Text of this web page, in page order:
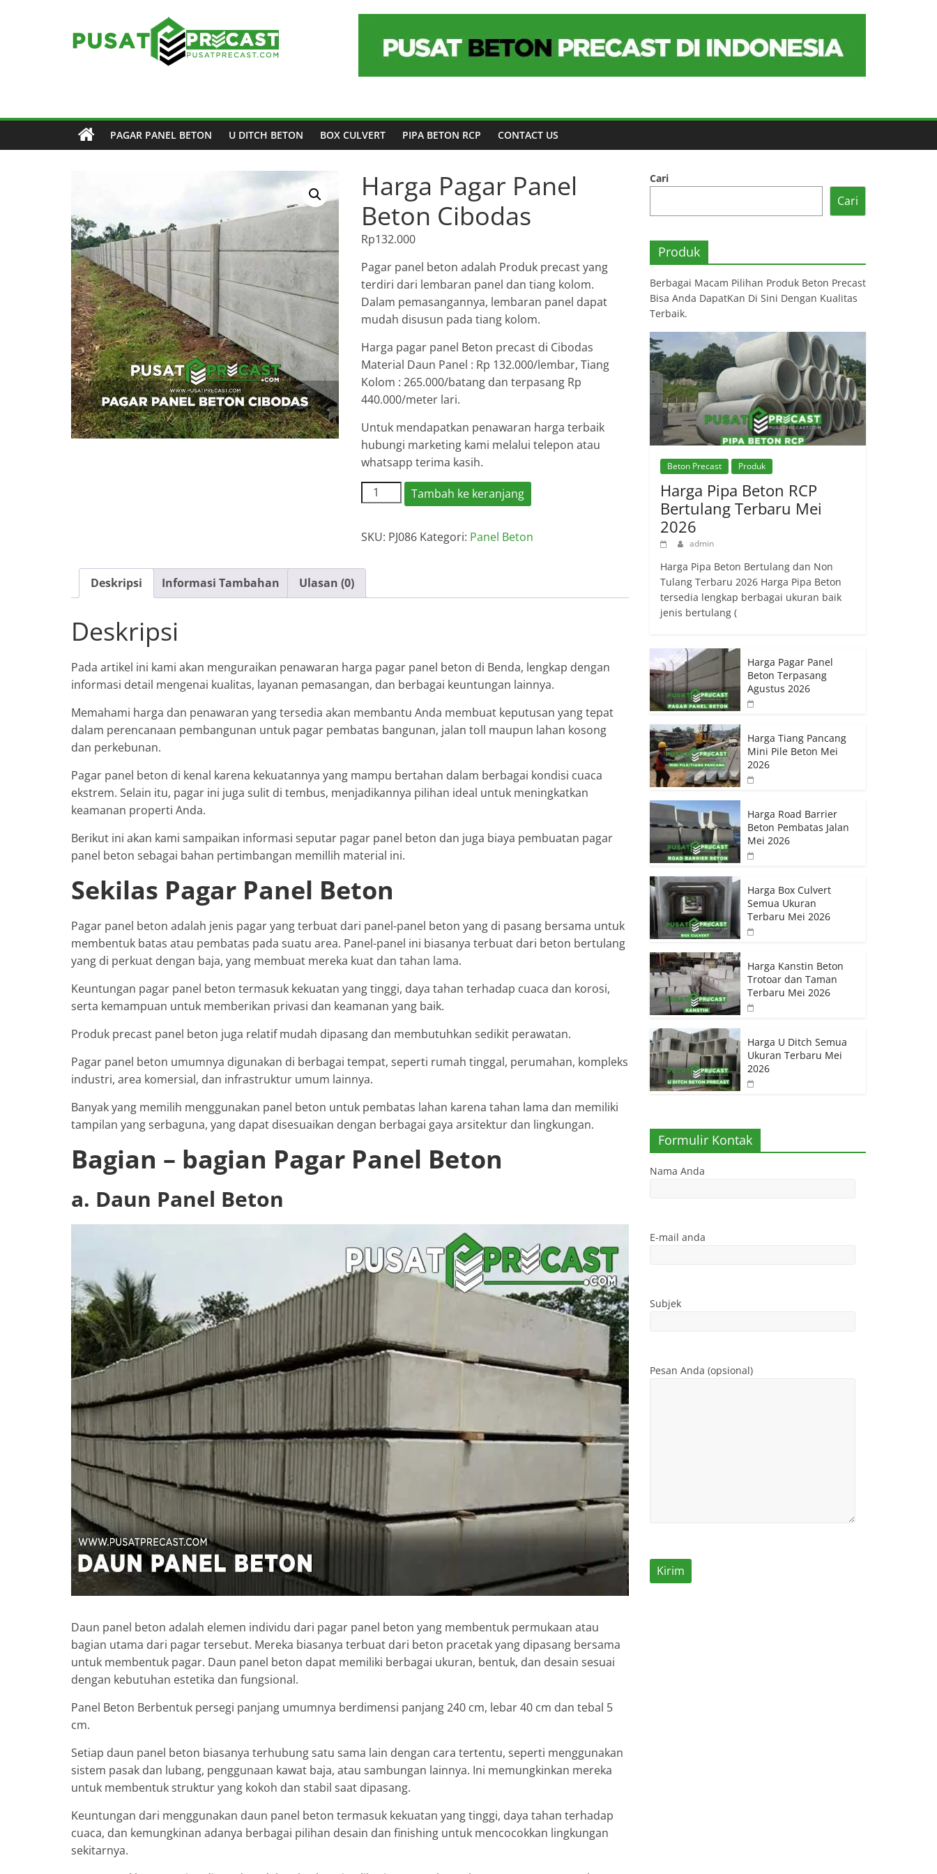
Pusat
Pusat
Beton
PAGAR PANEL BETON U DITCH BETON BOX CULVERT PIPA BETON RCP CONTACT US
Harga Pagar Panel
Beton Cibodas
Rp132.000
Pagar panel beton adalah Produk precast yang
terdiri dari lembaran panel dan tiang kolom.
Dalam pemasangannya, lembaran panel dapat
mudah disusun pada tiang kolom.
Harga pagar panel Beton precast di Cibodas
Material Daun Panel : Rp 132.000/lembar, Tiang
Kolom : 265.000/batang dan terpasang Rp
440.000/meter lari.
Untuk mendapatkan penawaran harga terbaik
hubungi marketing kami melalui telepon atau
whatsapp terima kasih.
Kuantitas
Harga
Panel
Tambah ke keranjang
SKU: PJ086 Kategori: Panel Beton
Deskripsi Informasi Tambahan Ulasan (0)
Deskripsi
Pada artikel ini kami akan menguraikan penawaran harga pagar panel beton di Benda, lengkap dengan
informasi detail mengenai kualitas, layanan pemasangan, dan berbagai keuntungan lainnya.
Memahami harga dan penawaran yang tersedia akan membantu Anda membuat keputusan yang tepat
dalam perencanaan pembangunan untuk pagar pembatas bangunan, jalan toll maupun lahan kosong
dan perkebunan.
Pagar panel beton di kenal karena kekuatannya yang mampu bertahan dalam berbagai kondisi cuaca
ekstrem. Selain itu, pagar ini juga sulit di tembus, menjadikannya pilihan ideal untuk meningkatkan
keamanan properti Anda.
Berikut ini akan kami sampaikan informasi seputar pagar panel beton dan juga biaya pembuatan pagar
panel beton sebagai bahan pertimbangan memillih material ini.
Sekilas Pagar Panel Beton
Pagar panel beton adalah jenis pagar yang terbuat dari panel-panel beton yang di pasang bersama untuk
membentuk batas atau pembatas pada suatu area. Panel-panel ini biasanya terbuat dari beton bertulang
yang di perkuat dengan baja, yang membuat mereka kuat dan tahan lama.
Keuntungan pagar panel beton termasuk kekuatan yang tinggi, daya tahan terhadap cuaca dan korosi,
serta kemampuan untuk memberikan privasi dan keamanan yang baik.
Produk precast panel beton juga relatif mudah dipasang dan membutuhkan sedikit perawatan.
Pagar panel beton umumnya digunakan di berbagai tempat, seperti rumah tinggal, perumahan, kompleks
industri, area komersial, dan infrastruktur umum lainnya.
Banyak yang memilih menggunakan panel beton untuk pembatas lahan karena tahan lama dan memiliki
tampilan yang serbaguna, yang dapat disesuaikan dengan berbagai gaya arsitektur dan lingkungan.
Bagian – bagian Pagar Panel Beton
a. Daun Panel Beton
Daun panel beton adalah elemen individu dari pagar panel beton yang membentuk permukaan atau
bagian utama dari pagar tersebut. Mereka biasanya terbuat dari beton pracetak yang dipasang bersama
untuk membentuk pagar. Daun panel beton dapat memiliki berbagai ukuran, bentuk, dan desain sesuai
dengan kebutuhan estetika dan fungsional.
Panel Beton Berbentuk persegi panjang umumnya berdimensi panjang 240 cm, lebar 40 cm dan tebal 5
cm.
Setiap daun panel beton biasanya terhubung satu sama lain dengan cara tertentu, seperti menggunakan
sistem pasak dan lubang, penggunaan kawat baja, atau sambungan lainnya. Ini memungkinkan mereka
untuk membentuk struktur yang kokoh dan stabil saat dipasang.
Keuntungan dari menggunakan daun panel beton termasuk kekuatan yang tinggi, daya tahan terhadap
cuaca, dan kemungkinan adanya berbagai pilihan desain dan finishing untuk mencocokkan lingkungan
sekitarnya.
Cari
Cari
Produk
Berbagai Macam Pilihan Produk Beton Precast
Bisa Anda DapatKan Di Sini Dengan Kualitas
Terbaik.
Beton Precast Produk
Harga Pipa Beton RCP
Bertulang Terbaru Mei
2026
admin
Harga Pipa Beton Bertulang dan Non
Tulang Terbaru 2026 Harga Pipa Beton
tersedia lengkap berbagai ukuran baik
jenis bertulang (
Harga Pagar Panel
Beton Terpasang
Agustus 2026
Harga Tiang Pancang
Mini Pile Beton Mei
2026
Harga Road Barrier
Beton Pembatas Jalan
Mei 2026
Harga Box Culvert
Semua Ukuran
Terbaru Mei 2026
Harga Kanstin Beton
Trotoar dan Taman
Terbaru Mei 2026
Harga U Ditch Semua
Ukuran Terbaru Mei
2026
Formulir Kontak
Nama Anda
E-mail anda
Subjek
Pesan Anda (opsional)